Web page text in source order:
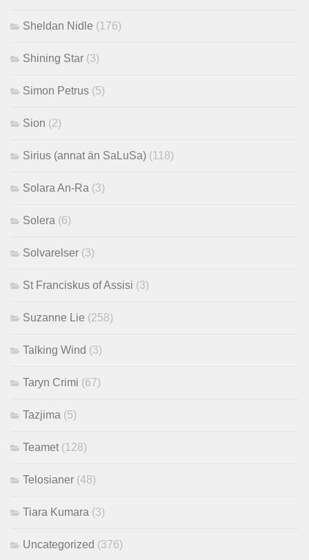
Sheldan Nidle (176)
Shining Star (3)
Simon Petrus (5)
Sion (2)
Sirius (annat än SaLuSa) (118)
Solara An-Ra (3)
Solera (6)
Solvarelser (3)
St Franciskus of Assisi (3)
Suzanne Lie (258)
Talking Wind (3)
Taryn Crimi (67)
Tazjima (5)
Teamet (128)
Telosianer (48)
Tiara Kumara (3)
Uncategorized (376)